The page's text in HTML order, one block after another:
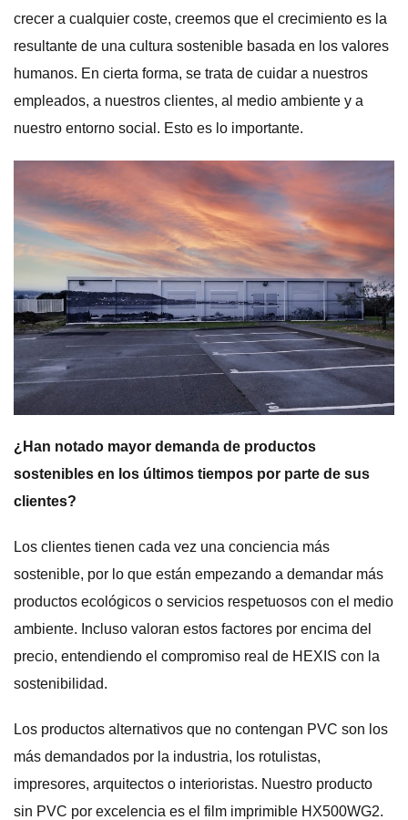
crecer a cualquier coste, creemos que el crecimiento es la
resultante de una cultura sostenible basada en los valores
humanos. En cierta forma, se trata de cuidar a nuestros
empleados, a nuestros clientes, al medio ambiente y a
nuestro entorno social. Esto es lo importante.
¿Han notado mayor demanda de productos
sostenibles en los últimos tiempos por parte de sus
clientes?
Los clientes tienen cada vez una conciencia más
sostenible, por lo que están empezando a demandar más
productos ecológicos o servicios respetuosos con el medio
ambiente. Incluso valoran estos factores por encima del
precio, entendiendo el compromiso real de HEXIS con la
sostenibilidad.
Los productos alternativos que no contengan PVC son los
más demandados por la industria, los rotulistas,
impresores, arquitectos o interioristas. Nuestro producto
sin PVC por excelencia es el film imprimible HX500WG2.